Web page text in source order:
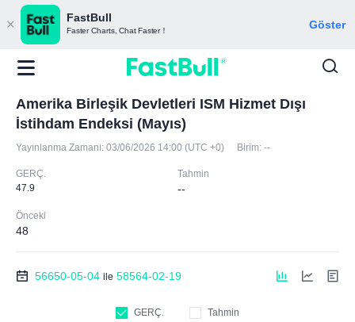
FastBull
Faster Charts, Chat Faster！ Göster
Amerika Birleşik Devletleri ISM Hizmet Dışı
İstihdam Endeksi (Mayıs)
Yayınlanma Zamanı: 03/06/2026 14:00 (UTC +0) Birim: --
GERÇ.
47.9
Tahmin
--
Önceki
48
56650-05-04 ile 58564-02-19
GERÇ. Tahmin